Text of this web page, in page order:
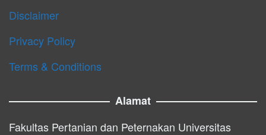
Disclaimer
Privacy Policy
Terms & Conditions
Alamat
Fakultas Pertanian dan Peternakan Universitas